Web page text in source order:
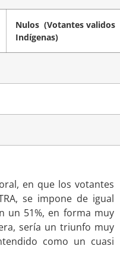
Nulos (Votantes validos
Indígenas)
en que los votantes
se impone de igual
un 51%, en forma muy
sería un triunfo muy
como un cuasi